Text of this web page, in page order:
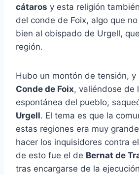
cátaros y esta religión
del conde de Foix, algo que
bien al obispado de Urgell,
región.
Hubo un montón de tensión, y
Conde de Foix, valiéndose de
espontánea del pueblo,
Urgell. El tema es que la
estas regiones era muy
hacer los inquisidores contra
de esto fue el de Bernat de
tras encargarse de la